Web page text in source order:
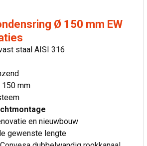
Ø 150 mm EW
staal AISI 316
150 mm
en nieuwbouw
gewenste lengte